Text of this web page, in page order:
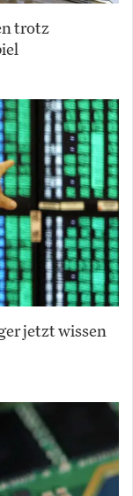
trotz
jetzt wissen